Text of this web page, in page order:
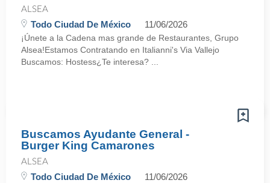
ALSEA
Todo Ciudad De México 11/06/2026
¡Únete a la Cadena mas grande de Restaurantes, Grupo
Alsea!Estamos Contratando en Italianni's Via Vallejo
Buscamos: Hostess¿Te interesa? ...
Buscamos Ayudante General -
Burger King Camarones
ALSEA
Todo Ciudad De México 11/06/2026